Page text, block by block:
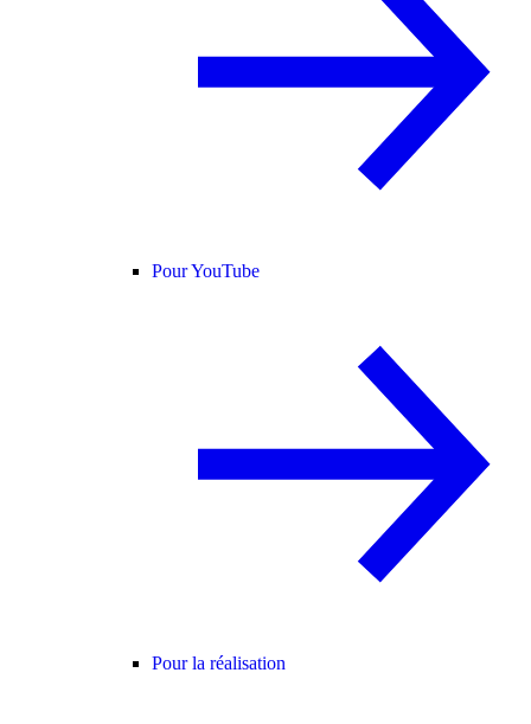
Pour YouTube
Pour la réalisation